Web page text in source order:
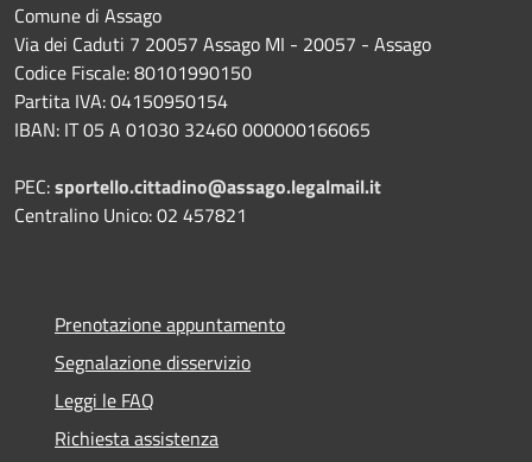
Comune di Assago
Via dei Caduti 7 20057 Assago MI - 20057 - Assago
Codice Fiscale: 80101990150
Partita IVA: 04150950154
IBAN: IT 05 A 01030 32460 000000166065
PEC:sportello.cittadino@assago.legalmail.it
Centralino Unico: 02 457821
Prenotazione appuntamento
Segnalazione disservizio
Leggi le FAQ
Richiesta assistenza